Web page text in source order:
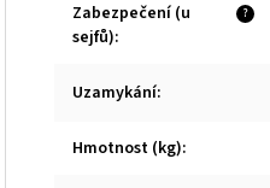
?
Zabezpečení (u
sejfů):
Uzamykání:
Hmotnost (kg):